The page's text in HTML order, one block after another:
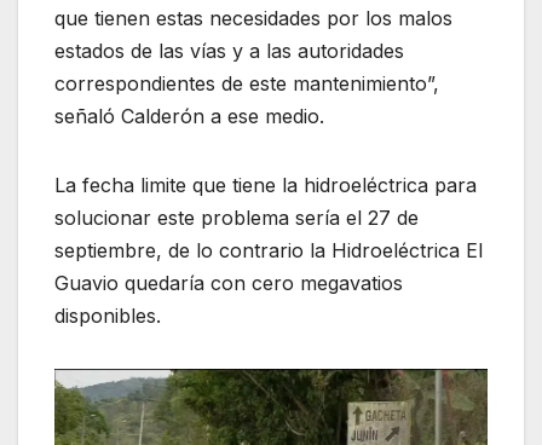
que tienen estas necesidades por los malos
estados de las vías y a las autoridades
correspondientes de este mantenimiento”,
señaló Calderón a ese medio.
La fecha limite que tiene la hidroeléctrica para
solucionar este problema sería el 27 de
septiembre, de lo contrario la Hidroeléctrica El
Guavio quedaría con cero megavatios
disponibles.